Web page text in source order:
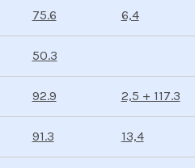
75.6 6,4
50.3
92.9 2,5 + 117.3
91.3 13,4